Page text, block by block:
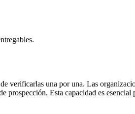
verificarlas una por una. Las
prospección. Esta capacidad es esencial